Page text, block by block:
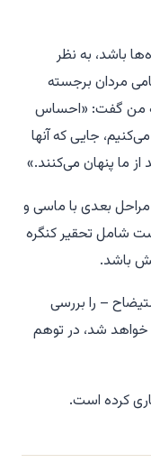
باشد، به نظر
مردان برجسته
به من گفت: «احساس
جایی که آنها
ما پنهان می‌کنند.»
بعدی با ماسی و
شامل تحقیر کنگره
باشد.
– را بررسی
خواهد شد، در توهم
کرده است.